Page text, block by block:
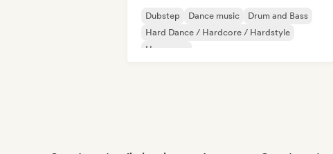
Dubstep Dance music
Drum and Bass
Hard Dance / Hardcore / Hardstyle
Hyperpop